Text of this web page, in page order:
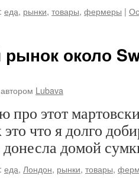
еда, рынки, товары, фермеры |
около
автором Lubava
про этот
что я долго
донесла домой
еда, Лондон, рынки, товары,